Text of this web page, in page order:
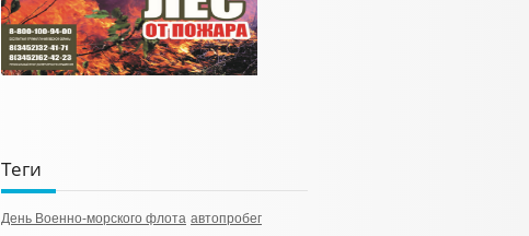
Теги
День Военно-морского флота автопробег